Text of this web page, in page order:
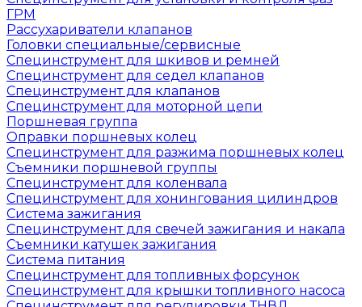
ГРМ
Рассухариватели клапанов
Головки специальные/сервисные
Специнструмент для шкивов и ремней
Специнструмент для седел клапанов
Специнструмент для клапанов
Специнструмент для моторной цепи
Поршневая группа
Оправки поршневых колец
Специнструмент для разжима поршневых колец
Съемники поршневой группы
Специнструмент для коленвала
Специнструмент для хонингования цилиндров
Система зажигания
Специнструмент для свечей зажигания и накала
Съемники катушек зажигания
Система питания
Специнструмент для топливных форсунок
Специнструмент для крышки топливного насоса